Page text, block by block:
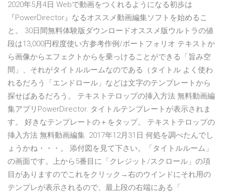
2020年5月4日 Webで動画をつくれるようになる初歩は
『PowerDirector』なるオススメ動画編集ソフトを始めるこ
と。 30日間無料体験版ダウンロードオススメ版ウルトラの値
段は13,000円程度使い方参考作例/ポートフォリオ テキストか
ら画像からエフェクトからを乗っけることができる「旨み空
間」、それがタイトルルームなのである（タイトル よく使わ
れるだろう「エンドロール」などは文字のテンプレートから
探せばあるだろう。 テキストテロップの挿入方法 無料動画編
集アプリPowerDirector. タイトルテンプレートが表示されま
す。 好きなテンプレートの＋をタップ。 テキストテロップの
挿入方法 無料動画編集 2017年12月31日 何処を調べたんでし
ょうかね・・・。 添付図を見て下さい。「タイトルルーム」
の画面です。上から5番目に「クレジット/スクロール」の項
目がありますのでこれをクリック→右のウインドにそれ用の
テンプレが表示されるので、最上段の右端にある「